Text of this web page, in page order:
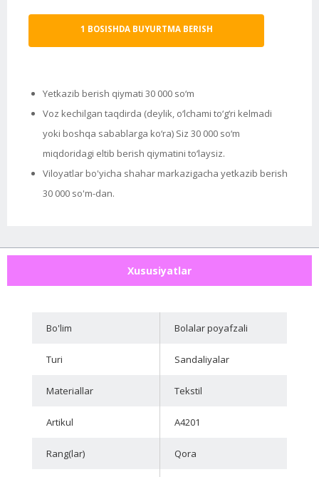
1 BOSISHDA BUYURTMA BERISH
Yetkazib berish qiymati 30 000 so‘m
Voz kechilgan taqdirda (deylik, o‘lchami to‘g‘ri kelmadi
yoki boshqa sabablarga ko‘ra) Siz 30 000 so‘m
miqdoridagi eltib berish qiymatini to‘laysiz.
Viloyatlar bo'yicha shahar markazigacha yetkazib berish
30 000 so'm-dan.
Xususiyatlar
Bo'lim Bolalar poyafzali
Turi Sandaliyalar
Materiallar Tekstil
Artikul A4201
Rang(lar) Qora